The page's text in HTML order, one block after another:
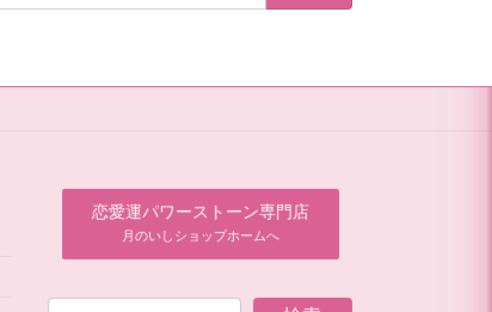
恋愛運パワーストーン専門店
月のいしショップホームへ